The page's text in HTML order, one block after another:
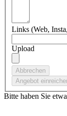
Links (Web,
Upload
Bitte haben Sie